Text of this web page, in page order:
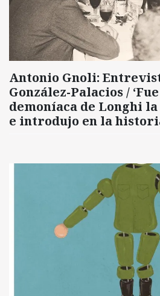
Antonio Gnoli:
González-Palacios /
demoníaca de Longhi
e introdujo en la